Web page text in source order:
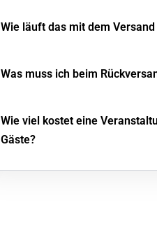
Wie läuft das mit dem Versand
Was muss ich beim
Wie viel kostet eine
Gäste?